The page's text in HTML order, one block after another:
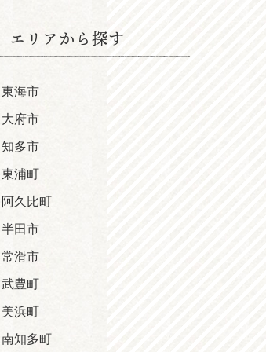
エリアから探す
東海市
大府市
知多市
東浦町
阿久比町
半田市
常滑市
武豊町
美浜町
南知多町